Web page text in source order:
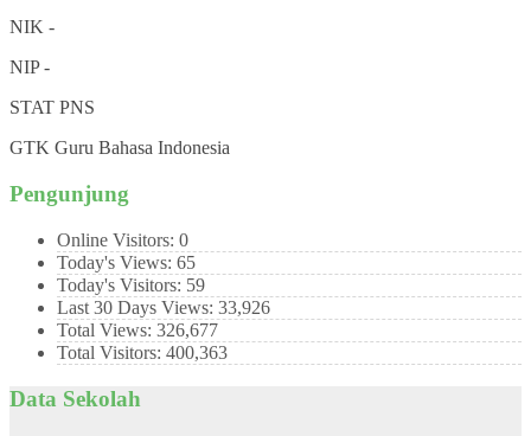
NIK -
NIP-
STAT PNS
GTK Guru Bahasa Indonesia
Pengunjung
Online Visitors: 0
Today's Views: 65
Today's Visitors: 59
Last 30 Days Views: 33,926
Total Views: 326,677
Total Visitors: 400,363
Data Sekolah